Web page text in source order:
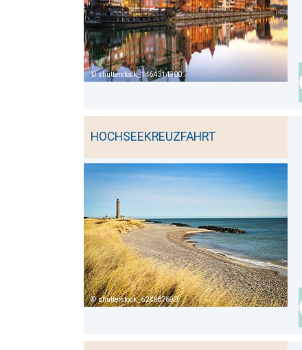
shutterstock_1464314900
HOCHSEEKREUZFAHRT
shutterstock_624887693